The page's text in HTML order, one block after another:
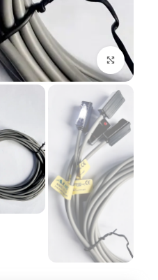
برای بزرگنمایی کلیک کنید